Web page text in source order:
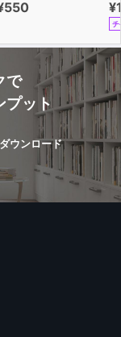
チ
で
プット
ウンロード